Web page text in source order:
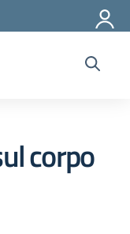
corpo